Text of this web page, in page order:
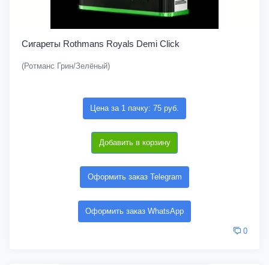
Сигареты Rothmans Royals Demi Click
(Ротманс Грин/Зелёный)
Цена за 1 пачку: 75 руб.
Добавить в корзину
Оформить заказ Telegram
Оформить заказ WhatsApp
0